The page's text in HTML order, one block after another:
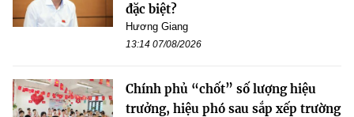
đặc biệt?
Hương Giang
13:14 07/08/2026
Chính phủ “chốt” số lượng hiệu
trưởng, hiệu phó sau sắp xếp trường